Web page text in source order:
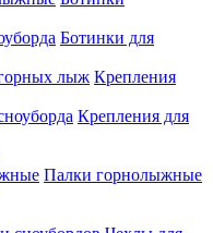
Ботинки для
Крепления
Крепления для
Палки горнолыжные